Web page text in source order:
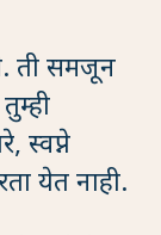
ती समजून
स्वप्ने
येत नाही.